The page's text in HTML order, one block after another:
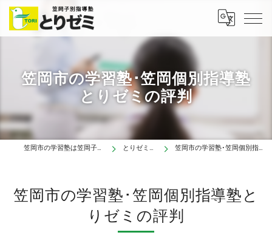
笠岡市の学習塾･笠岡個別指導塾
とりゼミの評判
笠岡市の学習塾は笠岡子別指導塾とりゼミ とりゼミについて 笠岡市の学習塾･笠岡個別指導塾とりゼミの評判
笠岡市の学習塾･笠岡個別指導塾と
りゼミの評判